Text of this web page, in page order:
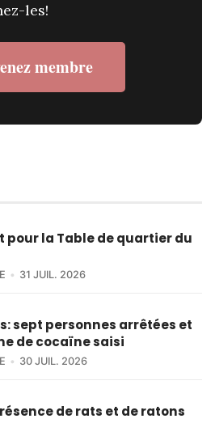
les!
membre
pour la Table de quartier du
31 JUIL. 2026
sept personnes arrêtées et
de cocaïne saisi
30 JUIL. 2026
de rats et de ratons